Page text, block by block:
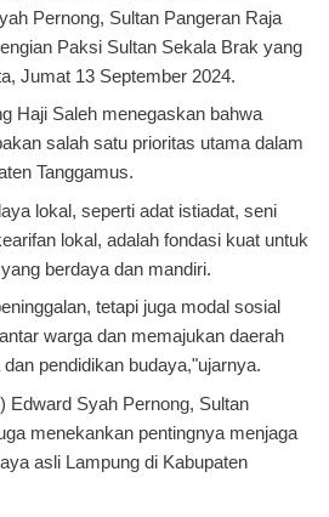
Pernong, Sultan Pangeran Raja
Paksi Sultan Sekala Brak yang
Jumat 13 September 2024.
Haji Saleh menegaskan bahwa
salah satu prioritas utama dalam
Tanggamus.
lokal, seperti adat istiadat, seni
lokal, adalah fondasi kuat untuk
berdaya dan mandiri.
tetapi juga modal sosial
warga dan memajukan daerah
pendidikan budaya,"ujarnya.
Edward Syah Pernong, Sultan
menekankan pentingnya menjaga
asli Lampung di Kabupaten